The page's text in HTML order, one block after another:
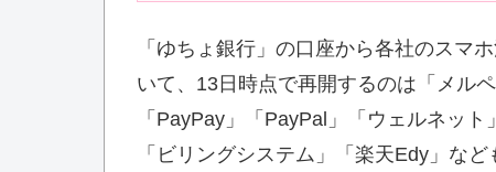
「ゆちょ銀行」の口座から各社のスマ
いて、13日時点で再開するのは「メル
「PayPay」「PayPal」「ウェルネッ
「ビリングシステム」「楽天Edy」など